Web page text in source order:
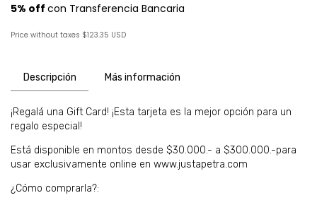
Price without taxes $123.35 USD
Descripción Más información
¡Regalá una Gift Card! ¡Esta tarjeta es la mejor opción para un
regalo especial!
Está disponible en montos desde $30.000.- a $300.000.-para
usar exclusivamente online en www.justapetra.com
¿Cómo comprarla?: